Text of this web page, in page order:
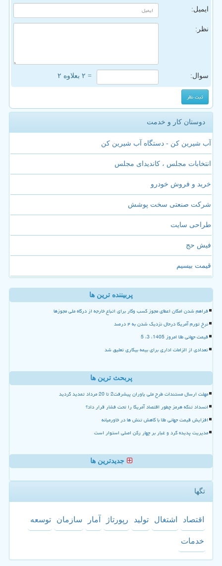
ایمیل:
نظر:
سوال: = ۲ بعلاوه ۲
دوستان کار و خدمت
آب شیرین کن - دستگاه آب شیرین کن
انتخابات مجلس ، کاندیدای مجلس
خرید و فروش خودرو
شرکت صنعتی سخت پوشش
طراحی سایت
فیش حج
قیمت بیسیم
پربیننده ترین ها
فراهم شدن امکان اعطای مجوز کسب وکار برای اتباع خارجه از درگاه ملی مجوزها
نرخ تورم آمریکا درحال نزدیک شدن به ۴ درصد
قیمت جهانی طلا امروز 1405، 3، 5
تعدادی از الزامات اداری برای بیمه بیکاری تعلیق شد
پربحث ترین ها
مهلت ارسال مستندات طرح ملی یاوران پیشرفت2 تا 20 مرداد تمدید گردید
انسداد تنگه هرمز چطور اقتصاد آمریکا را تحت فشار قرار داد؟
افزایش قیمت جهانی طلا با کاهش تنش ها در خاورمیانه
مدیریت پدیده گرد و غبار بر چهار رکن اصلی استوار است
جدیدترین ها
تگها
اقتصاد اشتغال تولید رپورتاژ آمار سازمان توسعه
خدمات